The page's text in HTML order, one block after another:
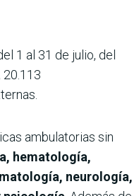
1 al 31 de julio, del
ambulatorias sin
hematología,
neurología,